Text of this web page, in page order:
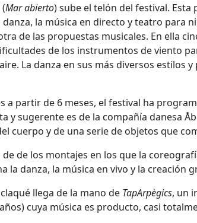
(Mar abierto) sube el telón del festival. Esta
danza, la música en directo y teatro para
de las propuestas musicales. En ella
de los instrumentos de viento
La danza en sus más diversos estilos
a partir de 6 meses, el festival ha
y sugerente es de la compañía danesa
cuerpo y de una serie de objetos que
de de los montajes en los que la
la danza, la música en vivo y la creación
llega de la mano de TapArpègics, un
cuya música es producto, casi